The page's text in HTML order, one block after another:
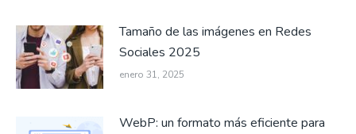
Tamaño de las imágenes en Redes
Sociales 2025
enero 31, 2025
WebP: un formato más eficiente para